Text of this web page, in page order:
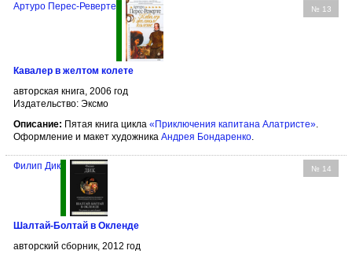
№ 13
Артуро Перес-Реверте
Кавалер в желтом колете
авторская книга, 2006 год
Издательство: Эксмо
Описание: Пятая книга цикла «Приключения капитана Алатристе»
Оформление и макет художника Андрея Бондаренко
№ 14
Филип Дик
Шалтай-Болтай в Окленде
авторский сборник, 2012 год